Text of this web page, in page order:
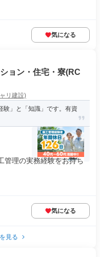
気になる
ョン・住宅・寮(RC
リ建設)
験」と「知識」です。有資
管理の実務経験をお持ち
気になる
見る